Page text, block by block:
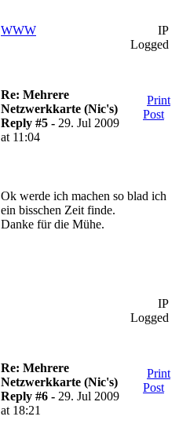
WWW
IP
Logged
Re: Mehrere
Netzwerkkarte (Nic's)
Reply #5 - 29. Jul 2009
at 11:04
Print
Post
Ok werde ich machen so blad ich
ein bisschen Zeit finde.
Danke für die Mühe.
IP
Logged
Re: Mehrere
Netzwerkkarte (Nic's)
Reply #6 - 29. Jul 2009
at 18:21
Print
Post